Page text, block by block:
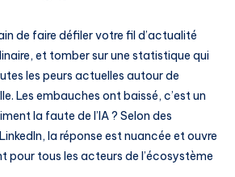
de faire défiler votre fil d’actualité
et tomber sur une statistique qui
les peurs actuelles autour de
Les embauches ont baissé, c’est un
la faute de l’IA ? Selon des
la réponse est nuancée et ouvre
pour tous les acteurs de l’écosystème